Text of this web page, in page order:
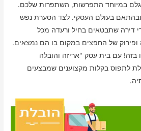
במיוחד התפרשות, השתפרות שלכם.
ובהתאם בעולם העסקי. לצד הסערת נפש
דירה שתבטאים בחיל ורעדה מכל
של החפצים במקום בו הם נמצאים.
עם בית עסק "אריזה והובלה
לתפוס בקלות מקצוענים שמבצעים